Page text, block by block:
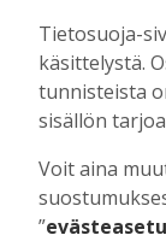
joskin sen
omalta
Tietosuoja-
käsittelystä.
tunnisteista
sisällön
Voit aina
”